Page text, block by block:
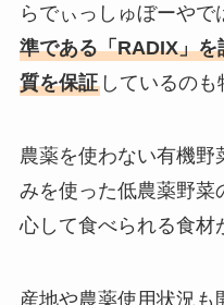
らでぃっしゅぼーやで
準である「RADIX」
質を保証しているのも
農薬を使わない有機野
みを使った低農薬野菜
心して食べられる食材
産地や農薬使用状況も